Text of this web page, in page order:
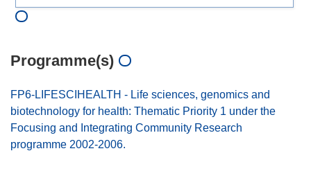
Programme(s)
FP6-LIFESCIHEALTH - Life sciences, genomics and
biotechnology for health: Thematic Priority 1 under the
Focusing and Integrating Community Research
programme 2002-2006.